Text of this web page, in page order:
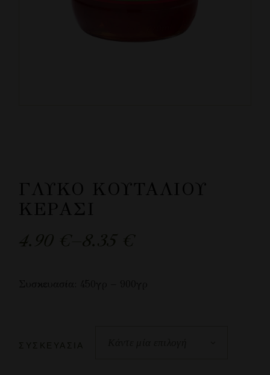
ΓΛΥΚΌ ΚΟΥΤΑΛΙΟΎ
ΚΕΡΆΣΙ
4.90 €– 8.35 €
ΣΥΣΚΕΥΑΣΊΑ